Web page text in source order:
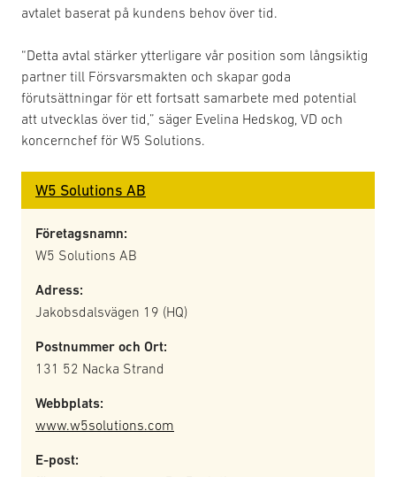
avtalet baserat på kundens behov över tid.
“Detta avtal stärker ytterligare vår position som långsiktig
partner till Försvarsmakten och skapar goda
förutsättningar för ett fortsatt samarbete med potential
att utvecklas över tid,” säger Evelina Hedskog, VD och
koncernchef för W5 Solutions.
W5 Solutions AB
Företagsnamn:
W5 Solutions AB
Adress:
Jakobsdalsvägen 19 (HQ)
Postnummer och Ort:
131 52 Nacka Strand
Webbplats:
www.w5solutions.com
E-post: